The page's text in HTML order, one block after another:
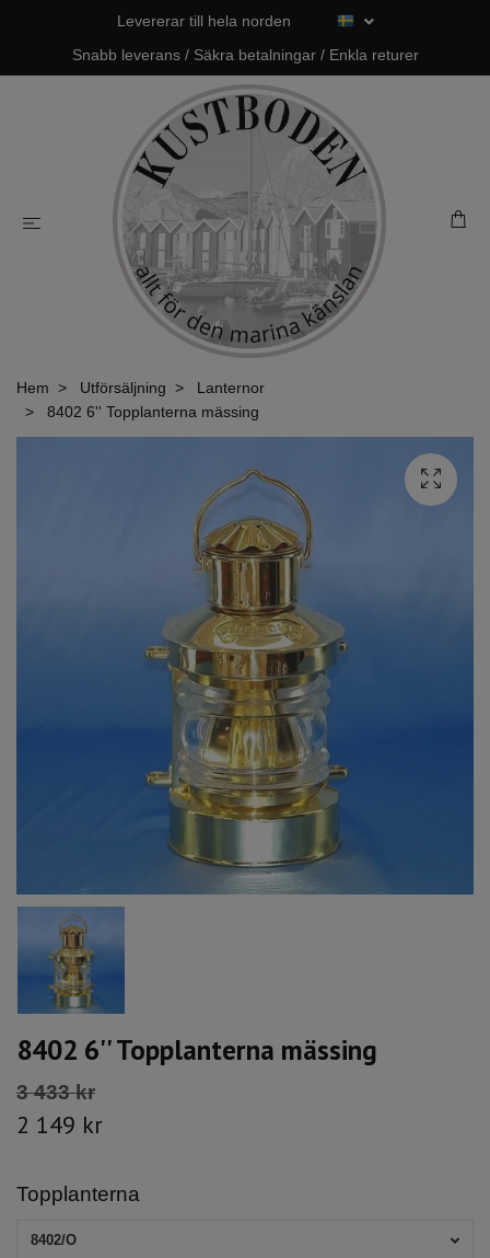
Levererar till hela norden
Snabb leverans / Säkra betalningar / Enkla returer
Hem Utförsäljning
Lanternor
8402 6'' Topplanterna mässing
8402 6'' Topplanterna mässing
3 433 kr
2 149 kr
Topplanterna
8402/O